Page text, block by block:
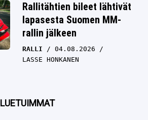
Rallitähtien bileet lähtivät
lapasesta Suomen MM-
rallin jälkeen
RALLI
04.08.2026
LASSE HONKANEN